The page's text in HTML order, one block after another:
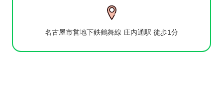
名古屋市営地下鉄鶴舞線 庄内通駅 徒歩1分